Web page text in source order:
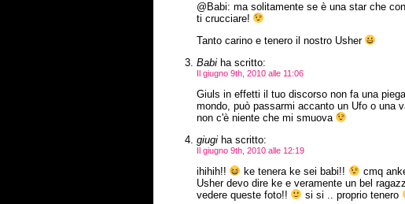
@Babi: ma solitamente se è una star che
ti crucciare!
Tanto carino e tenero il nostro Usher
Babiha scritto:
Il giugno 9th, 2010 alle 11:06
Giuls in effetti il tuo discorso non fa una
mondo, può passarmi accanto un Ufo o una
non c'è niente che mi smuova
giugiha scritto:
Il giugno 9th, 2010 alle 12:19
ihihih!! ke tenera ke sei babi!! cmq
Usher devo dire ke e veramente un bel
vedere queste foto!!
si si .. proprio tenero